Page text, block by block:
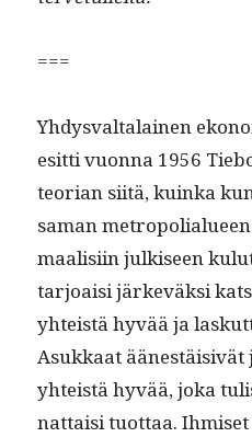
===
Yhdys­val­ta­lainen
esit­ti vuon­na 1956
teo­ri­an siitä, kuin­ka
saman
maal­isi­in julkiseen
tar­joaisi järkeväk­si
yhteistä hyvää ja
Asukkaat äänestäi­sivät
yhteistä hyvää, joka
nat­taisi tuot­taa.